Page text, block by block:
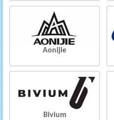
Aonijie
Bivium